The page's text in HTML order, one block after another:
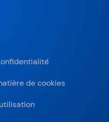
de cookies